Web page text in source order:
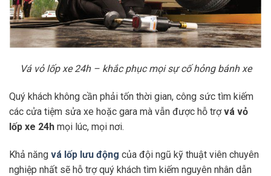
Vá vỏ lốp xe 24h – khắc phục mọi sự cố hỏng bánh xe
Quý khách không cần phải tốn thời gian, công sức tìm kiếm
các cửa tiệm sửa xe hoặc gara mà vẫn được hỗ trợvá vỏ
lốp xe 24h mọi lúc, mọi nơi.
Khả năng vá lốp lưu động của đội ngũ kỹ thuật viên chuyên
nghiệp nhất sẽ hỗ trợ quý khách tìm kiếm nguyên nhân dẫn